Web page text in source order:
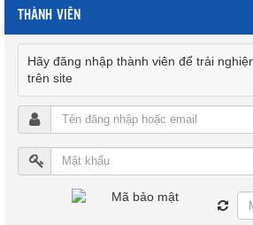
THÀNH VIÊN
Hãy đăng nhập thành viên để trải
trên site